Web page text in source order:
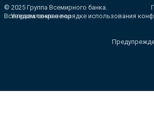
© 2025 Группа Всемирного банка.
Все права сохранены.
Уведомление о порядке использования